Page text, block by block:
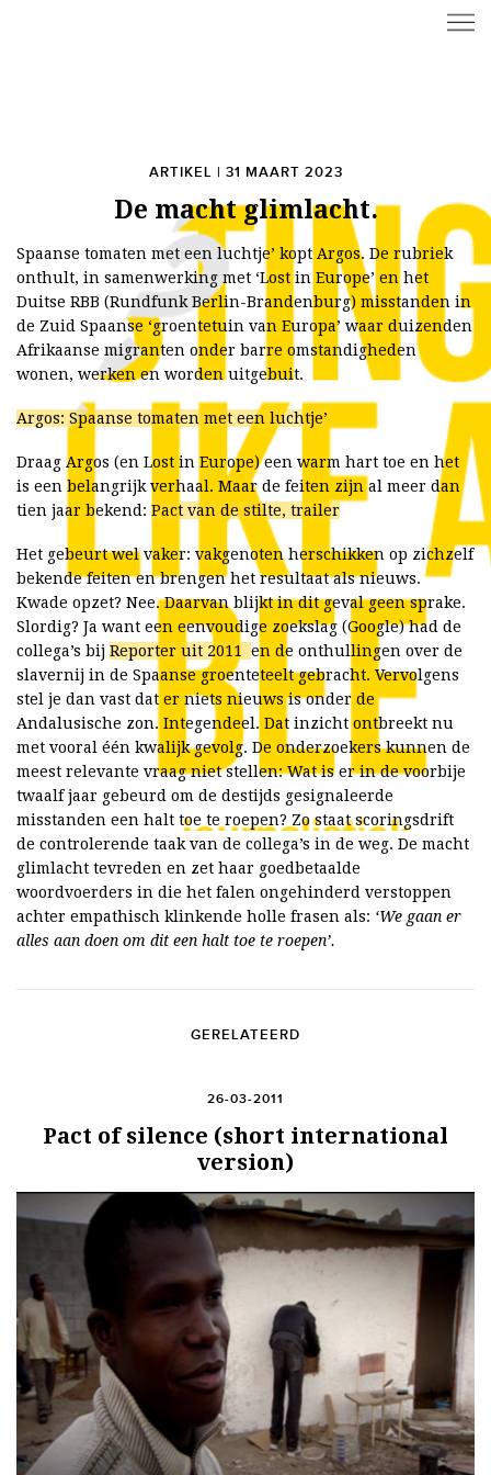
ARTIKEL | 31 MAART 2023
De macht glimlacht.
Spaanse tomaten met een luchtje’ kopt Argos. De rubriek
onthult, in samenwerking met ‘Lost in Europe’ en het
Duitse RBB (Rundfunk Berlin-Brandenburg) misstanden in
de Zuid Spaanse ‘groentetuin van Europa’ waar duizenden
Afrikaanse migranten onder barre omstandigheden
wonen, werken en worden uitgebuit.
Argos: Spaanse tomaten met een luchtje’
Draag Argos (en Lost in Europe) een warm hart toe en het
is een belangrijk verhaal. Maar de feiten zijn al meer dan
tien jaar bekend: Pact van de stilte, trailer
Het gebeurt wel vaker: vakgenoten herschikken op zichzelf
bekende feiten en brengen het resultaat als nieuws.
Kwade opzet? Nee. Daarvan blijkt in dit geval geen sprake.
Slordig? Ja want een eenvoudige zoekslag (Google) had de
collega’s bij Reporter uit 2011 en de onthullingen over de
slavernij in de Spaanse groenteteelt gebracht. Vervolgens
stel je dan vast dat er niets nieuws is onder de
Andalusische zon. Integendeel. Dat inzicht ontbreekt nu
met vooral één kwalijk gevolg. De onderzoekers kunnen de
meest relevante vraag niet stellen: Wat is er in de voorbije
twaalf jaar gebeurd om de destijds gesignaleerde
misstanden een halt toe te roepen? Zo staat scoringsdrift
de controlerende taak van de collega’s in de weg. De macht
glimlacht tevreden en zet haar goedbetaalde
woordvoerders in die het falen ongehinderd verstoppen
achter empathisch klinkende holle frasen als: ‘We gaan er
alles aan doen om dit een halt toe te roepen’.
GERELATEERD
26-03-2011
Pact of silence (short international
version)